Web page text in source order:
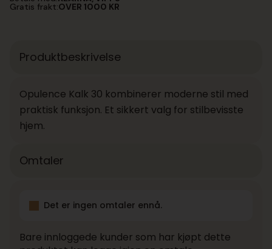
Gratis frakt:OVER 1000 KR
Produktbeskrivelse
Opulence Kalk 30 kombinerer moderne stil med
praktisk funksjon. Et sikkert valg for stilbevisste
hjem.
Omtaler
Det er ingen omtaler ennå.
Bare innloggede kunder som har kjøpt dette